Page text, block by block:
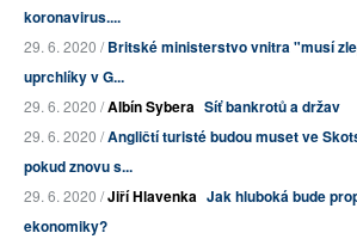
koronavirus....
29. 6. 2020 /Britské ministerstvo vnitra "musí
uprchlíky v G...
29. 6. 2020 /Albín Sybera Síť bankrotů a držav
29. 6. 2020 /Angličtí turisté budou muset ve
pokud znovu s...
29. 6. 2020 /Jiří Hlavenka Jak hluboká bude
ekonomiky?